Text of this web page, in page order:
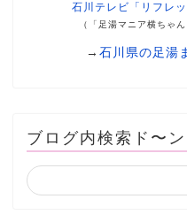
石川テレビ「リフレ
（「足湯マニア横ちゃ
→ 石川県の足湯
ブログ内検索ド〜ン